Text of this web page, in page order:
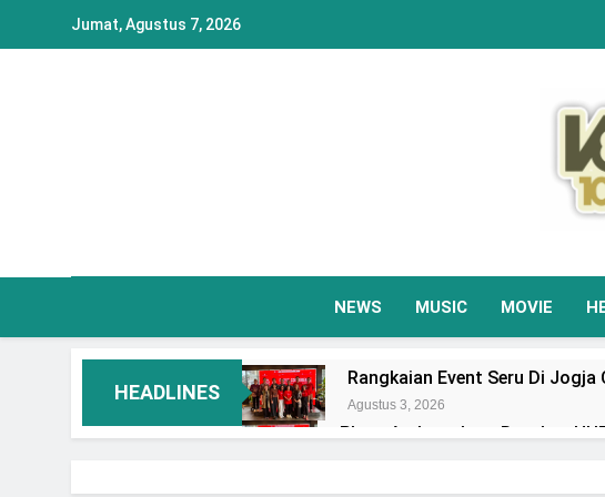
Jumat, Agustus 7, 2026
NEWS MUSIC MOVIE
HEADLINES
Rangkaian Event Seru Di
Agustus 3, 2026
Plaza Ambarrukmo Rayakan